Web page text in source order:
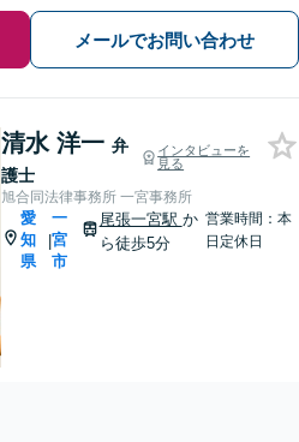
メールでお問い合わせ
清水 洋一 弁
護士
インタビューを
見る
旭合同法律事務所 一宮事務所
愛
知
県
|
一
宮
市
尾張一宮駅 か
ら徒歩5分
営業時間：本
日定休日